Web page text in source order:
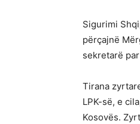
Sigurimi
përçajnë
sekretarë
Tirana
LPK-së, e
Kosovës.